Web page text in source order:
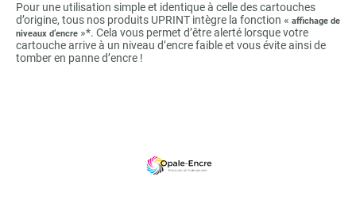
Pour une utilisation simple et identique à celle des cartouches
d’origine, tous nos produits UPRINT intègre la fonction « affichage de
niveaux d’encre »*. Cela vous permet d’être alerté lorsque votre
cartouche arrive à un niveau d’encre faible et vous évite ainsi de
tomber en panne d’encre !